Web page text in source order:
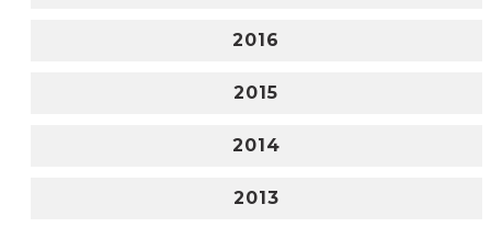
2016
2015
2014
2013